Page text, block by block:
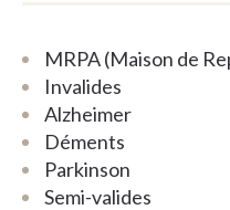
MRPA (Maison de
Invalides
Alzheimer
Déments
Parkinson
Semi-valides